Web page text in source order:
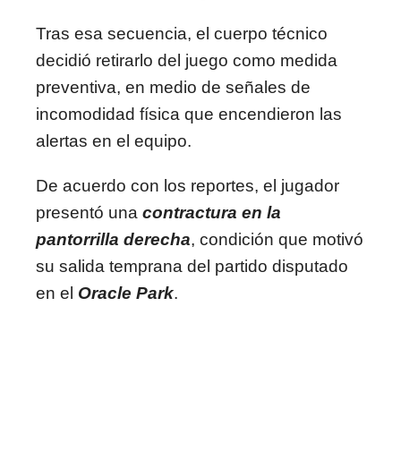
Tras esa secuencia, el cuerpo técnico
decidió retirarlo del juego como medida
preventiva, en medio de señales de
incomodidad física que encendieron las
alertas en el equipo.
De acuerdo con los reportes, el jugador
presentó una contractura en la
pantorrilla derecha, condición que motivó
su salida temprana del partido disputado
en el Oracle Park.